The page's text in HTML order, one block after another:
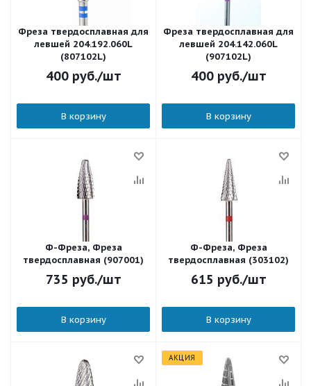
Фреза твердосплавная для
левшей 204.192.060L
(807102L)
400руб./шт
В корзину
Фреза твердосплавная для
левшей 204.142.060L
(907102L)
400руб./шт
В корзину
Ф-Фреза, Фреза
твердосплавная (907001)
735 руб./шт
В корзину
Ф-Фреза, Фреза
твердосплавная (303102)
615 руб./шт
В корзину
АКЦИЯ